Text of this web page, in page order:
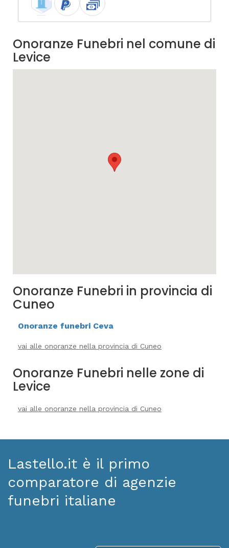
Onoranze Funebri nel comune di
Levice
Onoranze Funebri in provincia di
Cuneo
Onoranze funebri Ceva
vai alle onoranze nella provincia di Cuneo
Onoranze Funebri nelle zone di
Levice
vai alle onoranze nella provincia di Cuneo
Lastello.it è il primo
comparatore di agenzie
funebri italiane